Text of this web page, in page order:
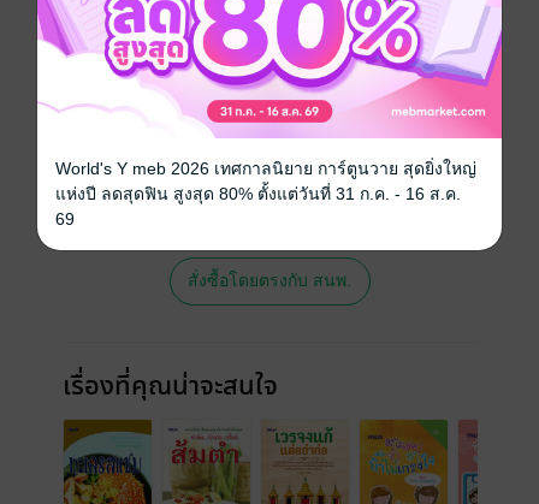
ความยาว 113 หน้า
ราคาปก 119 บาท (ประหยัด 19%)
สนใจเวอร์ชันกระดาษ เชิญทางนี้!
เวอร์ชันกระดาษมีวางขายที่เว็บไซต์สำนัก
พิมพ์ จะไม่มีขายโดย MEB นะจ๊ะ สามารถสั่ง
ซื้อ หรือติดต่อคนขายโดยตรงเลยจ้ะ
สั่งซื้อโดยตรงกับ สนพ.
เรื่องที่คุณน่าจะสนใจ
World's Y meb 2026 เทศกาลนิยาย การ์ตูนวาย สุดยิ่งใหญ่
แห่งปี ลดสุดฟิน สูงสุด 80% ตั้งแต่วันที่ 31 ก.ค. - 16 ส.ค.
69